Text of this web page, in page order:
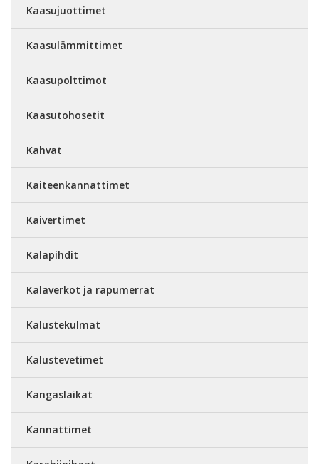
Kaasujuottimet
Kaasulämmittimet
Kaasupolttimot
Kaasutohosetit
Kahvat
Kaiteenkannattimet
Kaivertimet
Kalapihdit
Kalaverkot ja rapumerrat
Kalustekulmat
Kalustevetimet
Kangaslaikat
Kannattimet